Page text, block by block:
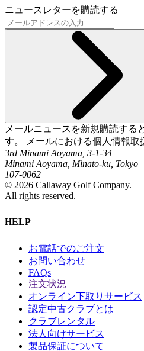
ニュースレターを購読する
メールニュースを新規購読す
す。 メールにおける個人情報
3rd Minami Aoyama, 3-1-34
Minami Aoyama, Minato-ku, Tokyo
107-0062
© 2026 Callaway Golf Company.
All rights reserved.
HELP
お電話でのご注文
お問い合わせ
FAQs
注文状況
オンライン下取りサービス
認定中古クラブとは
クラブレンタル
法人向けサービス
製品保証について